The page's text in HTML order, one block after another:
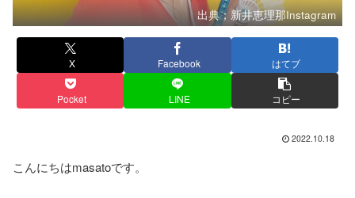
出典；新井恵理那Instagram
X Facebook はてブ
Pocket LINE コピー
2022.10.18
こんにちはmasatoです。